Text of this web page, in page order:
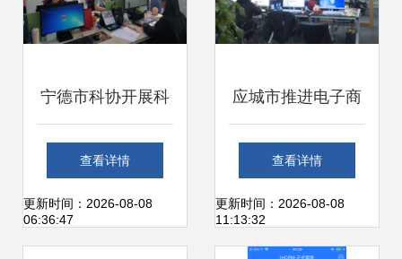
宁德市科协开展科
技信息上门服务 助
力办公服务软件开
查看详情
更新时间：2026-08-08
06:36:47
应城市推进电子商
务发展 以“星火燎
燃”之势点亮农村电
查看详情
更新时间：2026-08-08
11:13:32